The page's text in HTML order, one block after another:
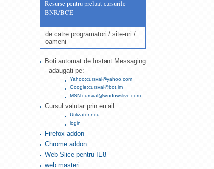
Resurse pentru preluat cursurile
BNR/BCE
de catre programatori / site-uri /
oameni
Boti automat de Instant Messaging
- adaugati pe:
Yahoo:cursval@yahoo.com
Google:cursval@bot.im
MSN:cursval@windowslive.com
Cursul valutar prin email
Utilizator nou
login
Firefox addon
Chrome addon
Web Slice pentru IE8
web masteri